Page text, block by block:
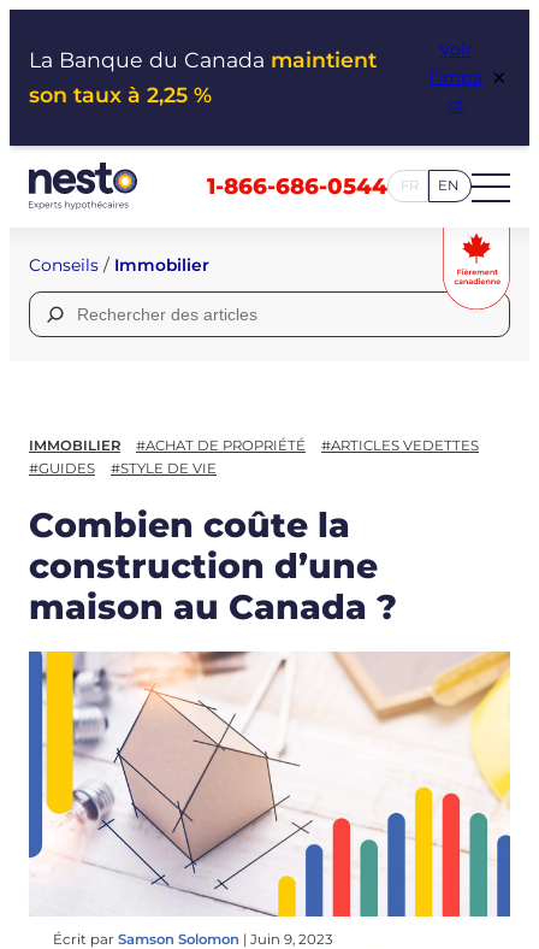
La Banque du Canada maintient
son taux à 2,25 %
Voir
l’impa
ct
×
1-866-686-0544 FR EN
Conseils / Immobilier
Rechercher :
IMMOBILIER #ACHAT DE PROPRIÉTÉ
#ARTICLES VEDETTES
#GUIDES
#STYLE DE VIE
Combien coûte la
construction d’une
maison au Canada ?
Écrit par Samson Solomon | Juin 9, 2023